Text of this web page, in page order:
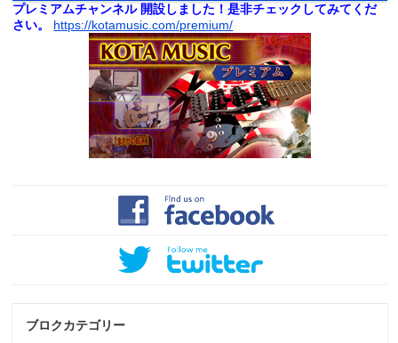
プレミアムチャンネル 開設しました！是非チェックしてみてくだ
さい。
https://kotamusic.com/premium/
ブロクカテゴリー